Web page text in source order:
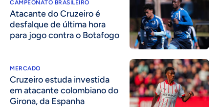
CAMPEONATO BRASILEIRO
Atacante do Cruzeiro é
desfalque de última hora
para jogo contra o Botafogo
MERCADO
Cruzeiro estuda investida
em atacante colombiano do
Girona, da Espanha